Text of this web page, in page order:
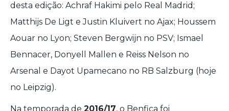
desta edição: Achraf Hakimi pelo Real Madrid;
Matthijs De Ligt e Justin Kluivert no Ajax; Houssem
Aouar no Lyon; Steven Bergwijn no PSV; Ismael
Bennacer, Donyell Mallen e Reiss Nelson no
Arsenal e Dayot Upamecano no RB Salzburg (hoje
no Leipzig).
Na temporada de 2016/17, o Benfica foi